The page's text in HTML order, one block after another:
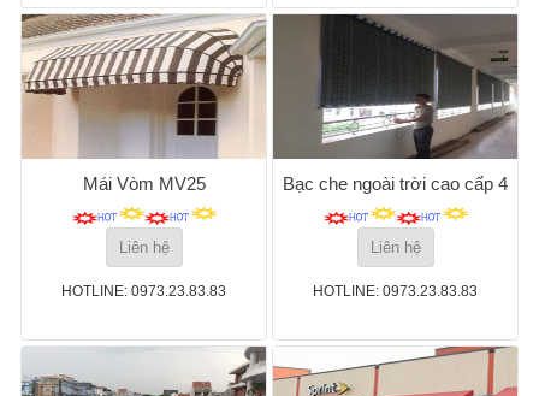
Mái Vòm MV25
Liên hệ
HOTLINE: 0973.23.83.83
Bạc che ngoài trời cao cấp 4
Liên hệ
HOTLINE: 0973.23.83.83